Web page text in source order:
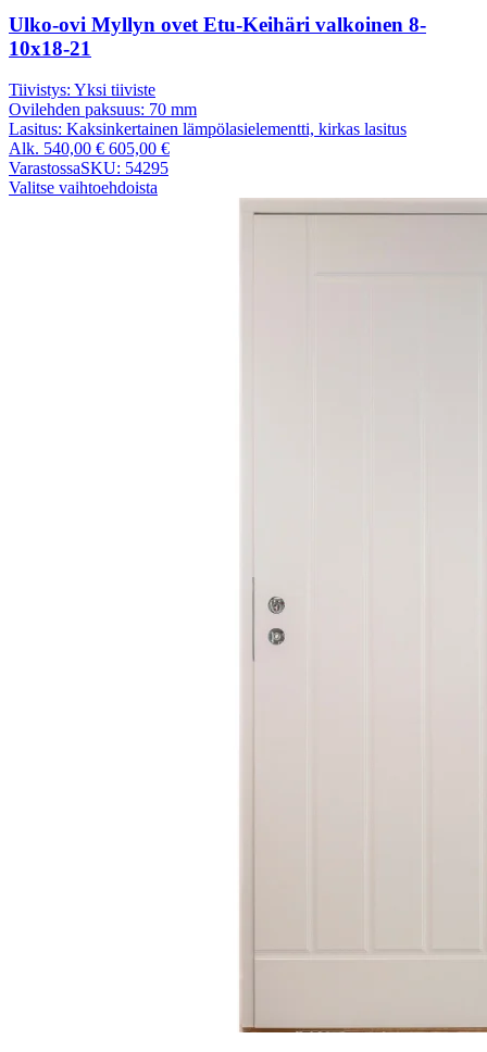
Ulko-ovi Myllyn ovet Etu-Keihäri valkoinen 8-
10x18-21
Tiivistys: Yksi tiiviste
Ovilehden paksuus: 70 mm
Lasitus: Kaksinkertainen lämpölasielementti, kirkas lasitus
Alk. 540,00 € 605,00 €
VarastossaSKU: 54295
Valitse vaihtoehdoista